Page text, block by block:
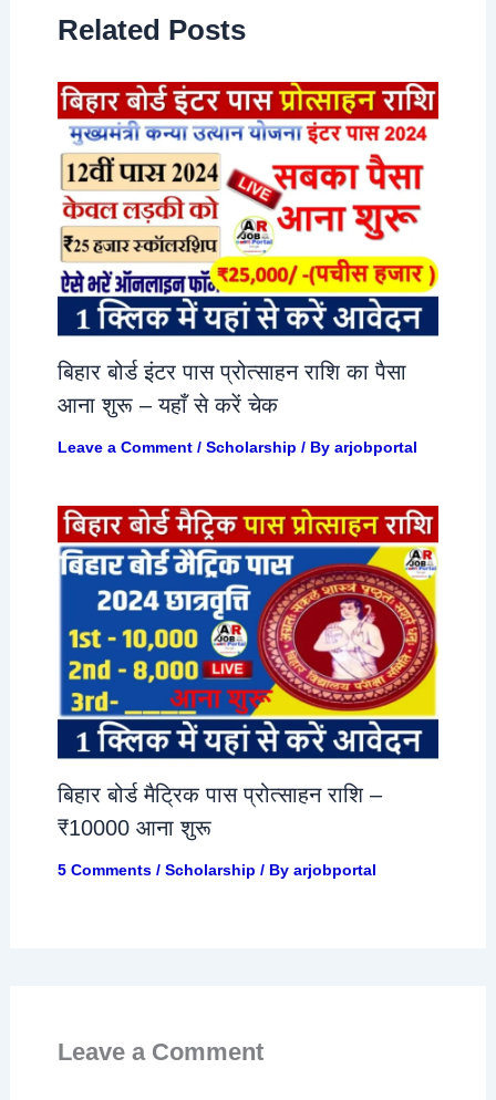
Related Posts
बिहार बोर्ड इंटर पास प्रोत्साहन राशि का पैसा
आना शुरू – यहाँ से करें चेक
Leave a Comment / Scholarship / By arjobportal
बिहार बोर्ड मैट्रिक पास प्रोत्साहन राशि –
₹10000 आना शुरू
5 Comments / Scholarship / By arjobportal
Leave a Comment